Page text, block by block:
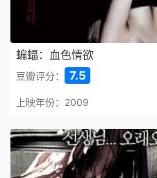
蝙蝠：血色情欲
豆瓣评分： 7.5
上映年份：2009